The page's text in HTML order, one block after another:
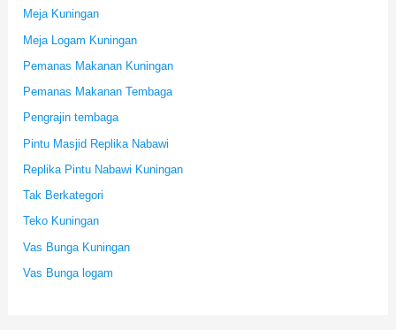
Meja Kuningan
Meja Logam Kuningan
Pemanas Makanan Kuningan
Pemanas Makanan Tembaga
Pengrajin tembaga
Pintu Masjid Replika Nabawi
Replika Pintu Nabawi Kuningan
Tak Berkategori
Teko Kuningan
Vas Bunga Kuningan
Vas Bunga logam